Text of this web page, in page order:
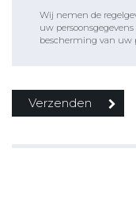
Wij nemen de
uw
bescherming van uw